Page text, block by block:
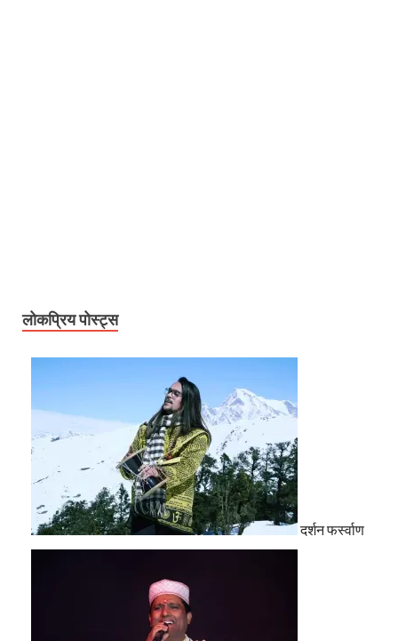
लोकप्रिय पोस्ट्स
दर्शन फर्स्वाण